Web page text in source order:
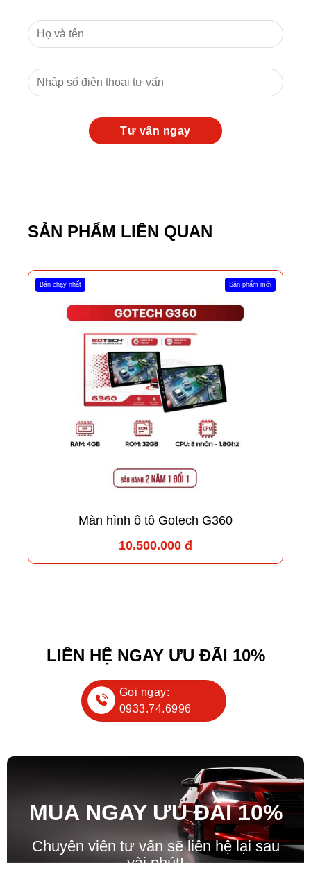
SẢN PHẨM LIÊN QUAN
Bán chạy nhất Sản phẩm mới
Màn hình ô tô Gotech G360
10.500.000 đ
LIÊN HỆ NGAY ƯU ĐÃI 10%
Gọi ngay:
0933.74.6996
MUA NGAY ƯU ĐÃI10%
Chuyên viên tư vấn sẽ liên hệ lại sau
vài phút!